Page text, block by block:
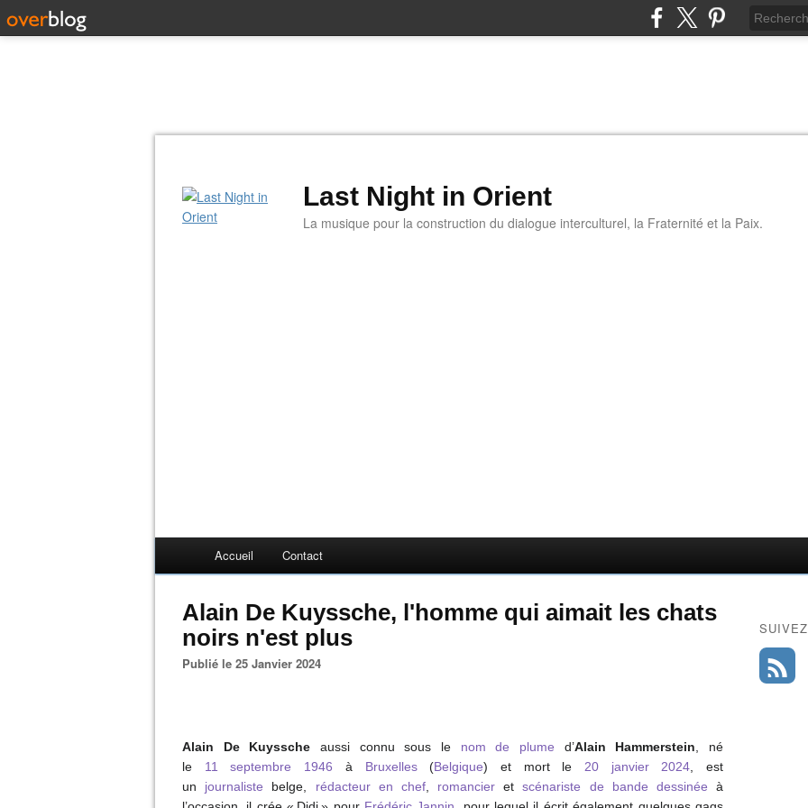
Last Night in Orient
La musique pour la construction du dialogue interculturel, la Fraternité et la Paix.
Accueil Contact
Alain De Kuyssche, l'homme qui aimait les chats
noirs n'est plus
Publié le 25 Janvier 2024
Alain De Kuyssche aussi connu sous le nom de plume d’Alain Hammerstein , né
le
11 septembre 1946 à Bruxelles (Belgique) et mort le 20 janvier 2024 , est
un
journaliste belge, rédacteur en chef, romancier et scénariste de bande dessinée
à